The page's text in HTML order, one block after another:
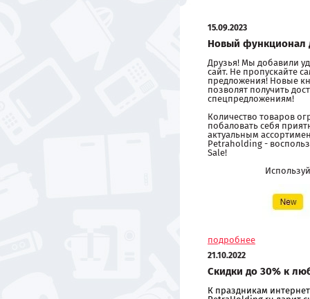
15.09.2023
Новый функционал
Друзья! Мы добавили
сайт. Не пропускайте
предложения! Новые
позволят получить
спецпредложениям!
Количество товаров
побаловать себя
актуальным
Petraholding -
Sale!
подробнее
21.10.2022
Скидки до 30% к
К праздникам